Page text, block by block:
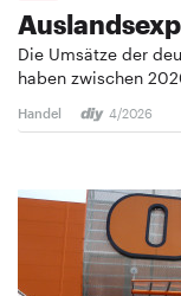
Die Umsätze der
haben zwischen
Handel 4/2026